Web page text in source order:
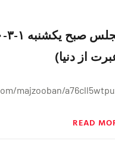
از دنیا)
READ